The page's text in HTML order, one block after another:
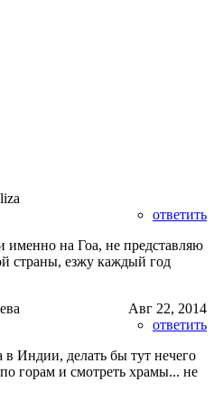
ответить
на Гоа, не представляю
страны, езжу каждый год
Авг 22, 2014
ответить
Индии, делать бы тут нечего
горам и смотреть храмы... не